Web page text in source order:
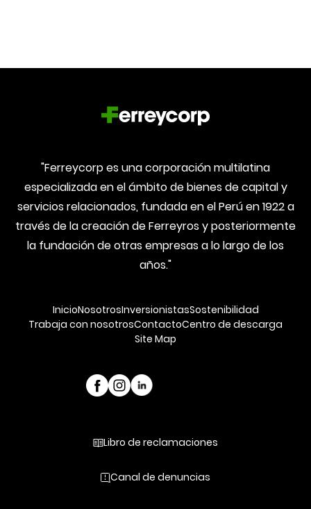
"Ferreycorp es una corporación multilatina
especializada en el ámbito de bienes de capital y
servicios relacionados, fundada en el Perú en 1922 a
través de la creación de Ferreyros y posteriormente
la fundación de otras empresas a lo largo de los
años."
InicioNosotrosInversionistasSostenibilidad
Trabaja con nosotrosContactoCentro de descarga
Site Map
Libro de reclamaciones
Canal de denuncias